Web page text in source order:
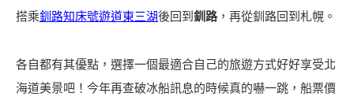
搭乘釧路知床號遊道東三湖後回到 釧路，再從釧路回到札幌。
各自都有其優點，選擇一個最適合自己的旅遊方式好好享受北
海道美景吧！今年再查破冰船訊息的時候真的嚇一跳，船票價